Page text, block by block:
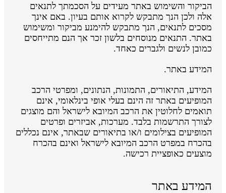
הביקור והשימוש באתר מעידים על הסכמתך לתנאים
אלה ולכן הנך מתבקש לקרוא אותם בעיון. באם אינך
מסכים לתנאים, הנך מתבקש להימנע מביקור ומשימוש
באתר. התנאים מנוסחים בלשון זכר אך הנם מתייחסים
כמובן לנשים ולגברים כאחד.
המידע באתר.
המידע, התיאורים, התמונות, הנתונים, ומפרטי הרכב
המופיעים באתר זה הינם בעלי אופי בינלאומי, אינם
תואמים לחלוטין את הרכב המיובא לישראל והם מוצגים
לצורך התרשמות בלבד. מערכות, אביזרים ופרטים
המופיעים בצילומים ו/או בתיאורים שבאתר, אינם נכללים
בהכרח במפרט הרכב המיובא לישראל ואינם בהכרח
מוצעים כאופציית רכישה.
המידע באתר